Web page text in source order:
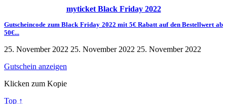
myticket Black Friday 2022
Gutscheincode zum Black Friday 2022 mit 5€ Rabatt auf den Bestellwert ab
50€...
25. November 2022 25. November 2022 25. November 2022
Gutschein anzeigen
Klicken zum Kopie
Top ↑